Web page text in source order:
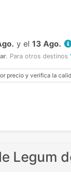
y el 13 Ago.
. Para otros destinos
precio y verifica la
Legum